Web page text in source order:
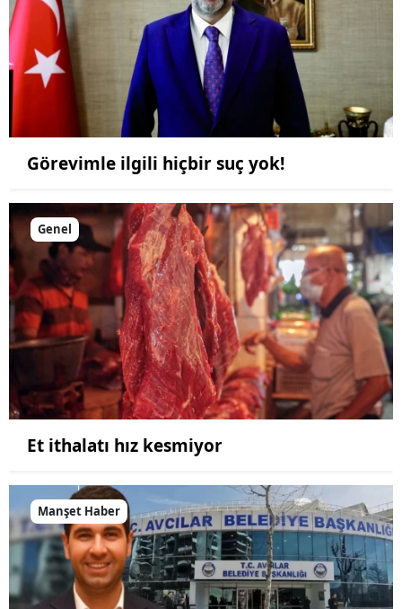
Görevimle ilgili hiçbir suç yok!
Genel
Et ithalatı hız kesmiyor
Manşet Haber